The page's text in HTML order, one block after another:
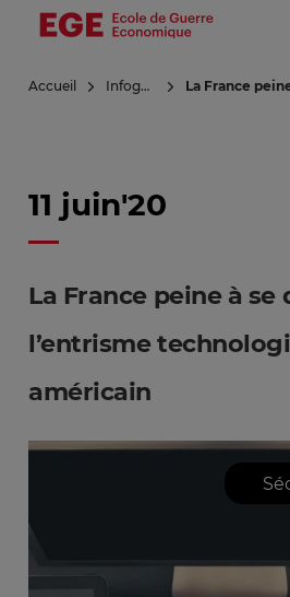
Aller
principal
Accueil Infoguerre La France
11 juin'20
La France peine à se
l’entrisme
américain